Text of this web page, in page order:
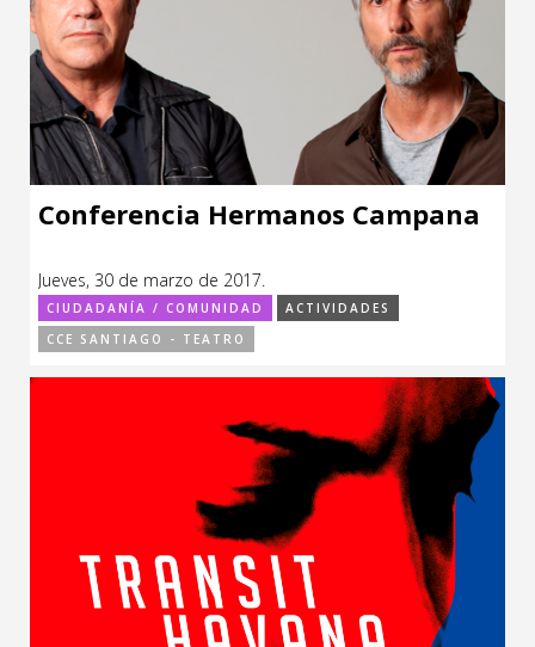
Conferencia Hermanos Campana
Jueves, 30 de marzo de 2017.
CIUDADANÍA / COMUNIDAD
ACTIVIDADES
CCE SANTIAGO - TEATRO